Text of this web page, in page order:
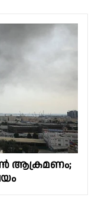
ആക്രമണം;